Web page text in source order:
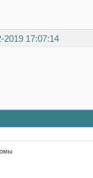
2019 17:07:14